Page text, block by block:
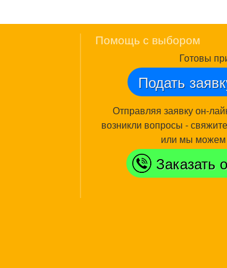
Помощь с выбором
Готовы
Подать
Отправляя заявку он-
возникли вопросы -
или мы можем
Заказать